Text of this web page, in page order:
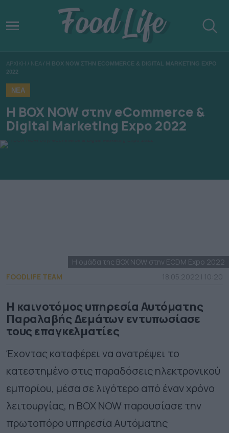
ΑΡΧΙΚΗ / ΝΕΑ / Η BOX NOW ΣΤΗΝ ECOMMERCE & DIGITAL MARKETING EXPO
2022
ΝΕΑ
Η BOX NOW στην eCommerce &
Digital Marketing Expo 2022
Η ομάδα της BOX NOW στην ECDM Expo 2022
FOODLIFE TEAM
18.05.2022 | 10:20
Η καινοτόμος υπηρεσία Αυτόματης
Παραλαβής Δεμάτων εντυπωσίασε
τους επαγκελματίες
Έχοντας καταφέρει να ανατρέψει το
κατεστημένο στις παραδόσεις ηλεκτρονικού
εμπορίου, μέσα σε λιγότερο από έναν χρόνο
λειτουργίας, η BOX NOW παρουσίασε την
πρωτοπόρο υπηρεσία Αυτόματης